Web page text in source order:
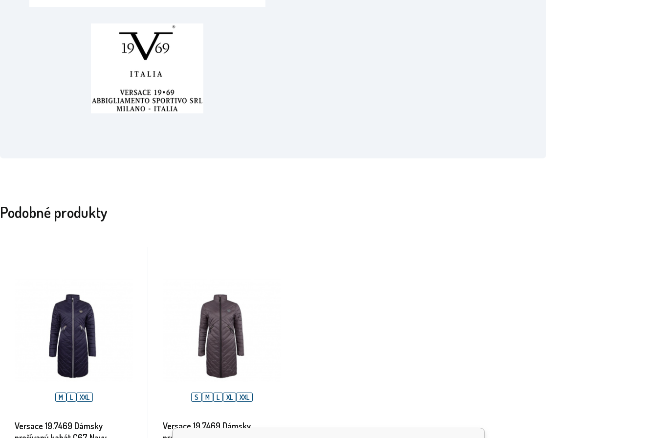
Podobné produkty
M L XXL
Versace 19.7469 Dámsky
S M L XL XXL
Versace 19.7469 Dámsky